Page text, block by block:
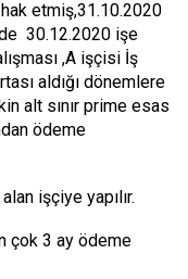
etmiş,31.10.2020
30.12.2020 işe
,A işçisi İş
aldığı dönemlere
alt sınır prime esas
ödeme
işçiye yapılır.
çok 3 ay ödeme